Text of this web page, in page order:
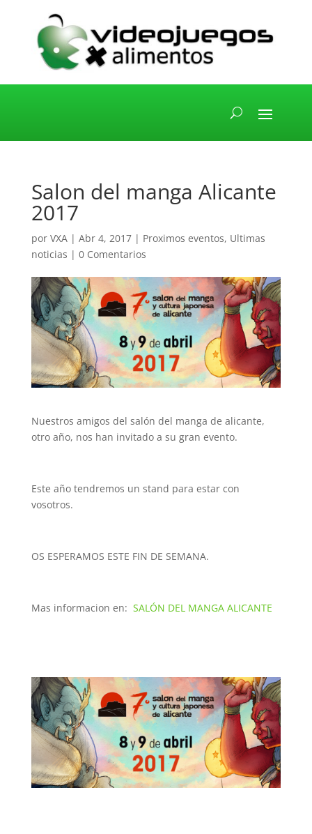
Salon del manga Alicante
2017
por VXA| Abr 4, 2017| Proximos eventos, Ultimas
noticias | 0 Comentarios
Nuestros amigos del salón del manga de alicante,
otro año, nos han invitado a su gran evento.
Este año tendremos un stand para estar con
vosotros.
OS ESPERAMOS ESTE FIN DE SEMANA.
Mas informacion en: SALÓN DEL MANGA ALICANTE